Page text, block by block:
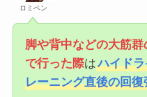
ロミペン
脚や背中などの大筋
で行った際はハイド
レーニング直後の回